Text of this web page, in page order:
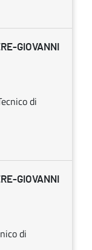
GIOVANNI
di
GIOVANNI
di